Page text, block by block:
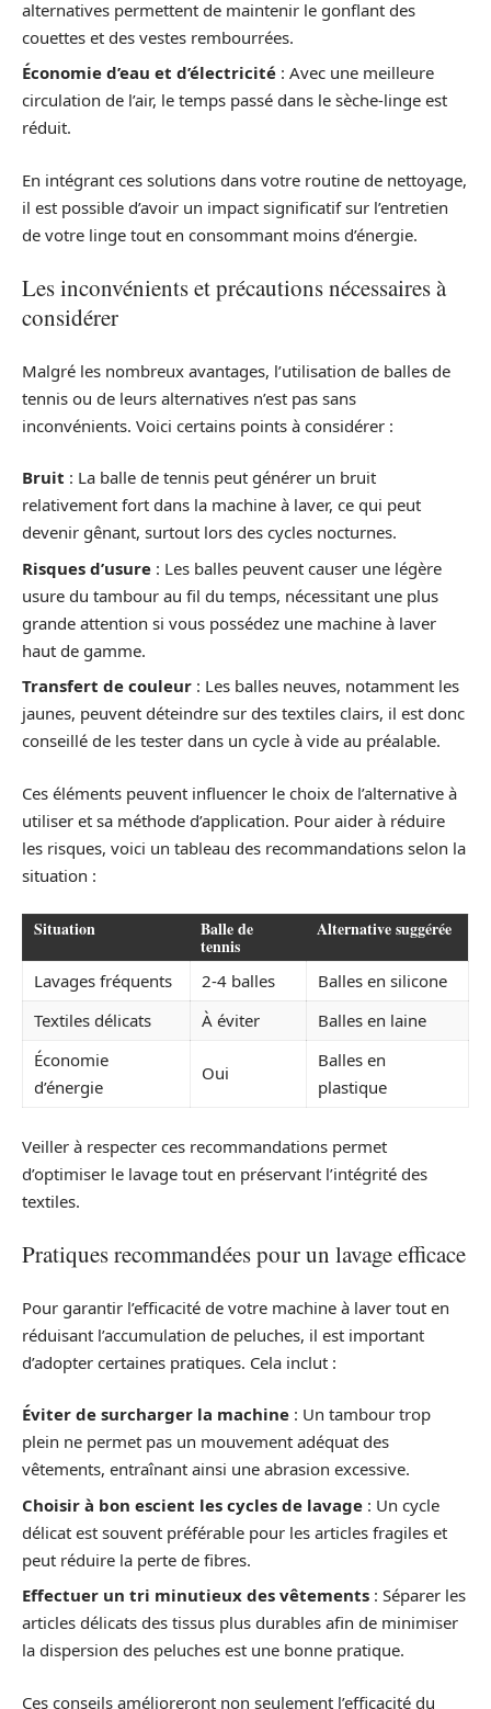
alternatives permettent de maintenir le gonflant des
couettes et des vestes rembourrées.
Économie d’eau et d’électricité : Avec une meilleure
circulation de l’air, le temps passé dans le sèche-linge est
réduit.
En intégrant ces solutions dans votre routine de nettoyage,
il est possible d’avoir un impact significatif sur l’entretien
de votre linge tout en consommant moins d’énergie.
Les inconvénients et précautions nécessaires à
considérer
Malgré les nombreux avantages, l’utilisation de balles de
tennis ou de leurs alternatives n’est pas sans
inconvénients. Voici certains points à considérer :
Bruit : La balle de tennis peut générer un bruit
relativement fort dans la machine à laver, ce qui peut
devenir gênant, surtout lors des cycles nocturnes.
Risques d’usure : Les balles peuvent causer une légère
usure du tambour au fil du temps, nécessitant une plus
grande attention si vous possédez une machine à laver
haut de gamme.
Transfert de couleur : Les balles neuves, notamment les
jaunes, peuvent déteindre sur des textiles clairs, il est donc
conseillé de les tester dans un cycle à vide au préalable.
Ces éléments peuvent influencer le choix de l’alternative à
utiliser et sa méthode d’application. Pour aider à réduire
les risques, voici un tableau des recommandations selon la
situation :
Situation Balle de
tennis
Alternative suggérée
Lavages fréquents 2-4 balles
Balles en silicone
Textiles délicats
À éviter
Balles en laine
Économie
d’énergie
Oui
Balles en
plastique
Veiller à respecter ces recommandations permet
d’optimiser le lavage tout en préservant l’intégrité des
textiles.
Pratiques recommandées pour un lavage efficace
Pour garantir l’efficacité de votre machine à laver tout en
réduisant l’accumulation de peluches, il est important
d’adopter certaines pratiques. Cela inclut :
Éviter de surcharger la machine : Un tambour trop
plein ne permet pas un mouvement adéquat des
vêtements, entraînant ainsi une abrasion excessive.
Choisir à bon escient les cycles de lavage : Un cycle
délicat est souvent préférable pour les articles fragiles et
peut réduire la perte de fibres.
Effectuer un tri minutieux des vêtements : Séparer les
articles délicats des tissus plus durables afin de minimiser
la dispersion des peluches est une bonne pratique.
Ces conseils amélioreront non seulement l’efficacité du